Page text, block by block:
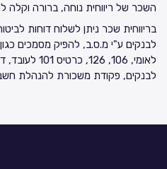
השכר של ריווחית נוחה, ברורה וקלה
בריווחית שכר ניתן לשלוח דוחות
לאומי, 106,
לבנקים, פקודת משכורת להנהלת